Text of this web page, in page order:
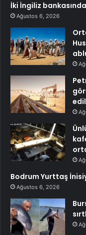
İki İngiliz
Ağustos 6, 2026
Bodrum Yurttaş
Ağustos 6, 2026